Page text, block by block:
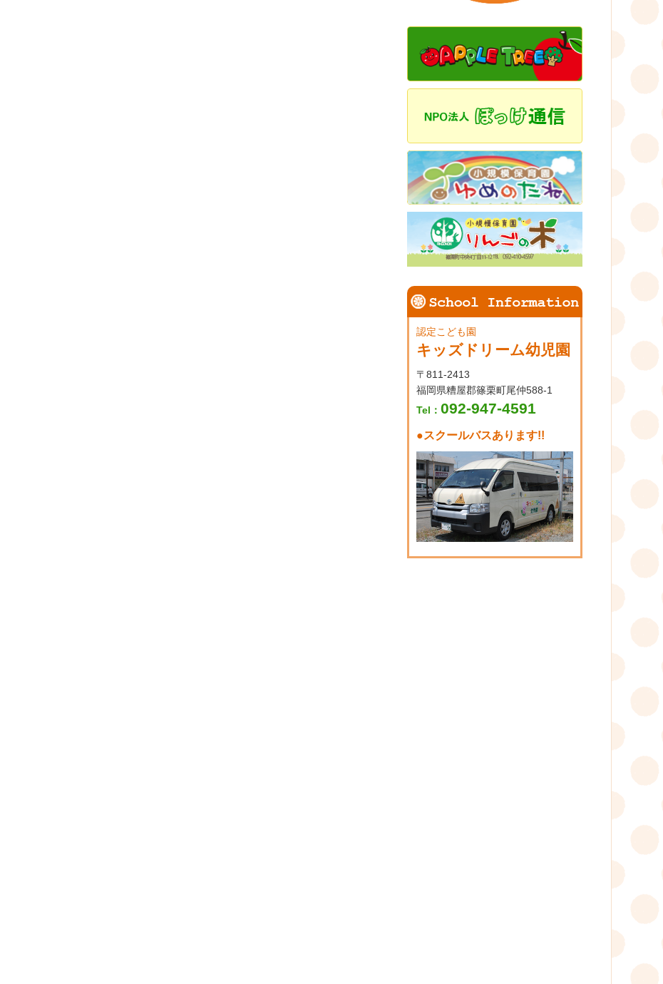
認定こども園
キッズドリーム幼児園
〒811-2413
福岡県糟屋郡篠栗町尾仲588-1
Tel：092-947-4591
●スクールバスあります!!